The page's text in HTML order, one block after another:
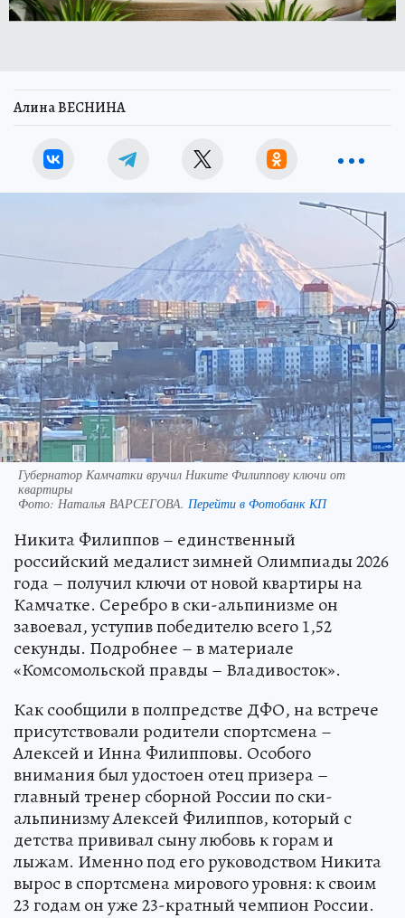
Алина ВЕСНИНА
Губернатор Камчатки вручил Никите Филиппову ключи от
квартиры
Фото: Наталья ВАРСЕГОВА. Перейти в Фотобанк КП
Никита Филиппов – единственный
российский медалист зимней Олимпиады 2026
года – получил ключи от новой квартиры на
Камчатке. Серебро в ски-альпинизме он
завоевал, уступив победителю всего 1,52
секунды. Подробнее – в материале
«Комсомольской правды – Владивосток».
Как сообщили в полпредстве ДФО, на встрече
присутствовали родители спортсмена –
Алексей и Инна Филипповы. Особого
внимания был удостоен отец призера –
главный тренер сборной России по ски-
альпинизму Алексей Филиппов, который с
детства прививал сыну любовь к горам и
лыжам. Именно под его руководством Никита
вырос в спортсмена мирового уровня: к своим
23 годам он уже 23-кратный чемпион России.